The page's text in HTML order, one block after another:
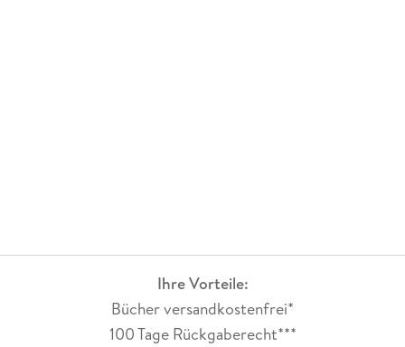
Ihre Vorteile:
Bücher versandkostenfrei*
100 Tage Rückgaberecht***